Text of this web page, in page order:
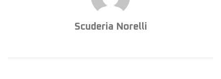
Scuderia Norelli